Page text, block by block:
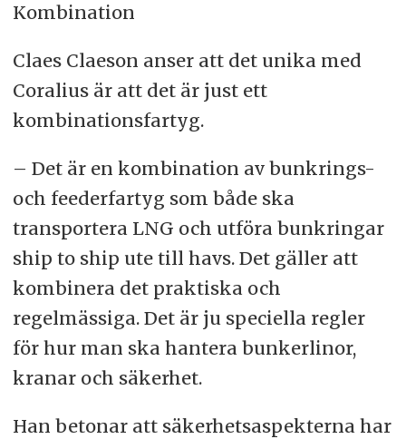
Kombination
Claes Claeson anser att det unika med
Coralius är att det är just ett
kombinationsfartyg.
– Det är en kombination av bunkrings-
och feederfartyg som både ska
transportera LNG och utföra bunkringar
ship to ship ute till havs. Det gäller att
kombinera det praktiska och
regelmässiga. Det är ju speciella regler
för hur man ska hantera bunkerlinor,
kranar och säkerhet.
Han betonar att säkerhetsaspekterna har